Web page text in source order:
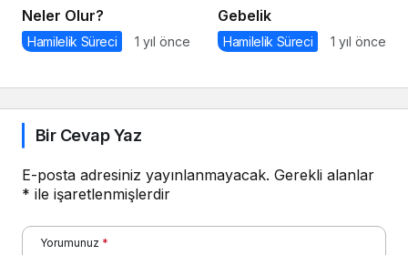
Neler Olur?
Hamilelik Süreci 1 yıl önce
Gebelik
Hamilelik Süreci 1 yıl önce
Bir Cevap Yaz
E-posta adresiniz yayınlanmayacak. Gerekli alanlar
* ile işaretlenmişlerdir
Yorumunuz *